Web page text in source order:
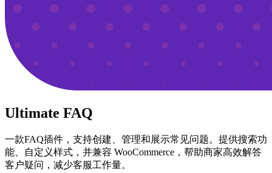
Ultimate FAQ
一款FAQ插件，支持创建、管理和展示常见问题。提供搜索功
能、自定义样式，并兼容 WooCommerce，帮助商家高效解答
客户疑问，减少客服工作量。